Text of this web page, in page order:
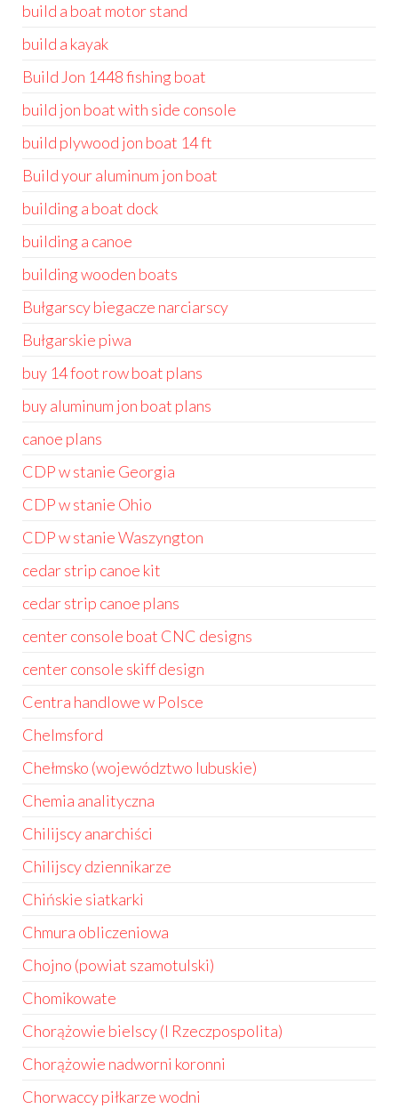
build a boat motor stand
build a kayak
Build Jon 1448 fishing boat
build jon boat with side console
build plywood jon boat 14 ft
Build your aluminum jon boat
building a boat dock
building a canoe
building wooden boats
Bułgarscy biegacze narciarscy
Bułgarskie piwa
buy 14 foot row boat plans
buy aluminum jon boat plans
canoe plans
CDP w stanie Georgia
CDP w stanie Ohio
CDP w stanie Waszyngton
cedar strip canoe kit
cedar strip canoe plans
center console boat CNC designs
center console skiff design
Centra handlowe w Polsce
Chelmsford
Chełmsko (województwo lubuskie)
Chemia analityczna
Chilijscy anarchiści
Chilijscy dziennikarze
Chińskie siatkarki
Chmura obliczeniowa
Chojno (powiat szamotulski)
Chomikowate
Chorążowie bielscy (I Rzeczpospolita)
Chorążowie nadworni koronni
Chorwaccy piłkarze wodni